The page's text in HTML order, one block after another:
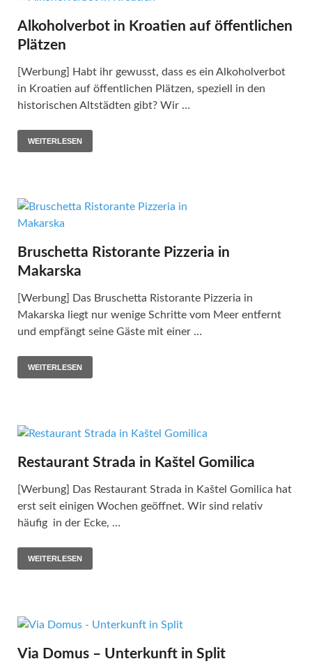
Alkoholverbot in Kroatien auf öffentlichen
Plätzen
[Werbung] Habt ihr gewusst, dass es ein Alkoholverbot
in Kroatien auf öffentlichen Plätzen, speziell in den
historischen Altstädten gibt? Wir …
WEITERLESEN
Bruschetta Ristorante Pizzeria in
Makarska
[Werbung] Das Bruschetta Ristorante Pizzeria in
Makarska liegt nur wenige Schritte vom Meer entfernt
und empfängt seine Gäste mit einer …
WEITERLESEN
Restaurant Strada in Kaštel Gomilica
[Werbung] Das Restaurant Strada in Kaštel Gomilica hat
erst seit einigen Wochen geöffnet. Wir sind relativ
häufig in der Ecke, …
WEITERLESEN
Via Domus – Unterkunft in Split